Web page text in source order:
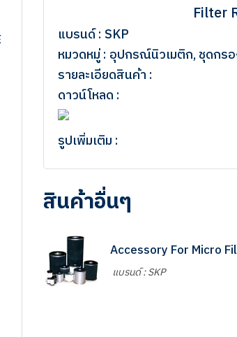
Filter
แบรนด์ : SKP
หมวดหมู่ : อุปกรณ์นิวเมติก, ชุดกร
รายละเอียดสินค้า :
ดาวน์โหลด :
รูปเพิ่มเติม :
สินค้าอื่นๆ
Accessory For Micro
แบรนด์ : SKP